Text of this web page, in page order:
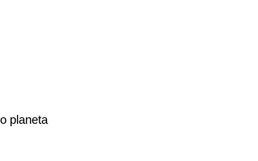
planeta